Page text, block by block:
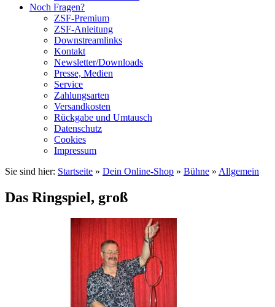
Noch Fragen?
ZSF-Premium
ZSF-Anleitung
Downstreamlinks
Kontakt
Newsletter/Downloads
Presse, Medien
Service
Zahlungsarten
Versandkosten
Rückgabe und Umtausch
Datenschutz
Cookies
Impressum
Sie sind hier: Startseite » Dein Online-Shop » Bühne » Allgemein
Das Ringspiel, groß